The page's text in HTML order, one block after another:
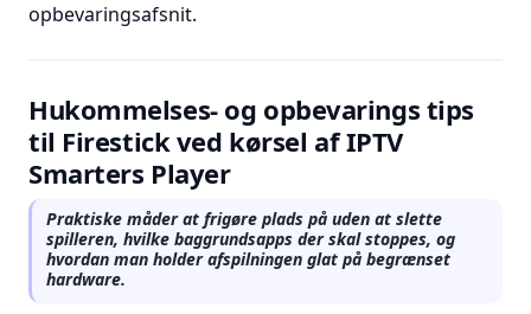
opbevaringsafsnit.
Hukommelses- og opbevarings tips
til Firestick ved kørsel af IPTV
Smarters Player
Praktiske måder at frigøre plads på uden at slette
spilleren, hvilke baggrundsapps der skal stoppes, og
hvordan man holder afspilningen glat på begrænset
hardware.